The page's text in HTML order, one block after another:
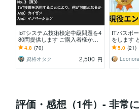
IoTシステム技術検定中級問題を4
80問提供します ご購入者様から
「一発合格できました」とのお喜
びの声、続々と！
4.8 (70)
資格オタク
2,500 円
ITパスポ
をします
者歓迎のIT
5.0 (21)
評価・感想（1件）- 非常